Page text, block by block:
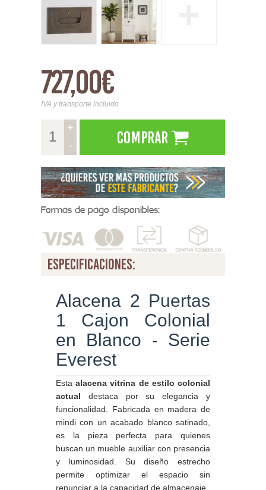
727,00€
IVA y transporte incluido
+
-
Comprar
Formas de pago disponibles:
especificaciones:
Alacena 2 Puertas
1 Cajon Colonial
en Blanco - Serie
Everest
Estaalacena vitrina de estilo colonial
actual destaca por su elegancia y
funcionalidad. Fabricada en madera de
mindi con un acabado blanco satinado,
es la pieza perfecta para quienes
buscan un mueble auxiliar con presencia
y luminosidad. Su diseño estrecho
permite optimizar el espacio sin
renunciar a la capacidad de almacenaje.